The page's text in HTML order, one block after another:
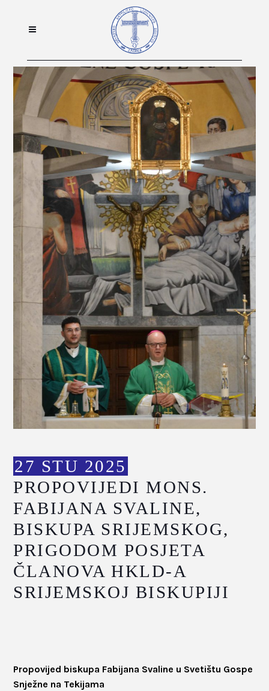
27 STU 2025
PROPOVIJEDI MONS.
FABIJANA SVALINE,
BISKUPA SRIJEMSKOG,
PRIGODOM POSJETA
ČLANOVA HKLD-A
SRIJEMSKOJ BISKUPIJI
Propovijed biskupa Fabijana Svaline u Svetištu Gospe
Snježne na Tekijama